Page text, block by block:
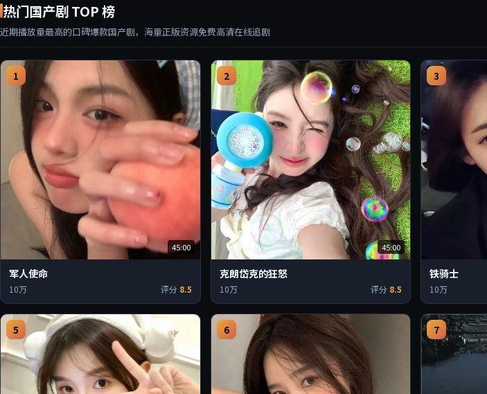
热门国产剧 TOP 榜
近期播放量最高的口碑爆款国产剧，海量正版资源免费高清在线追剧
1
45:00
军人使命
10万 评分 8.5
2
45:00
克朗岱克的狂怒
10万 评分 8.5
3
铁骑士
10万
5 6 7